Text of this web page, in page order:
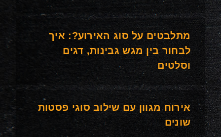
מתלבטים על סוג האירוע?: איך
לבחור בין מגש גבינות, דגים
וסלטים
אירוח מגוון עם שילוב סוגי פסטות
שונים